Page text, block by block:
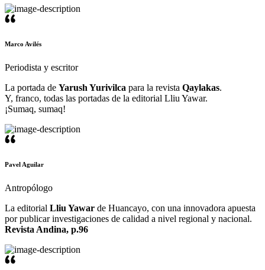
Marco Avilés
Periodista y escritor
La portada de Yarush Yurivilca para la revista Qaylakas.
Y, franco, todas las portadas de la editorial Lliu Yawar.
¡Sumaq, sumaq!
Pavel Aguilar
Antropólogo
La editorial Lliu Yawar de Huancayo, con una innovadora apuesta
por publicar investigaciones de calidad a nivel regional y nacional.
Revista Andina, p.96